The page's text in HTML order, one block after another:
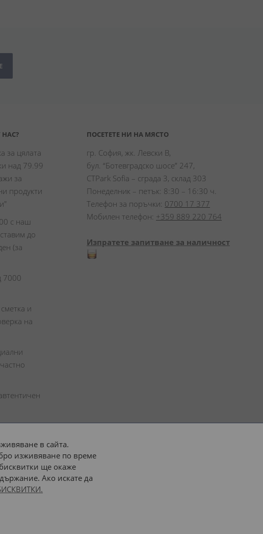
за цялата
над 79.99
за
продукти
с наш
до
(за
7000
и
на
ПОСЕТЕТЕ НИ НА МЯСТО
гр. София, жк. Левски В,
бул. “Ботевградско шосе” 247,
CTPark Sofia – сграда 3, склад 303
Понеделник – петък: 8:30 – 16:30 ч.
Телефон за поръчки: 0700 17 377
Мобилен телефон: +359 889 220 764
Изпратете запитване за наличност
или наш транспорт
в сайта.
изживяване по време
ще окаже
Ако искате да